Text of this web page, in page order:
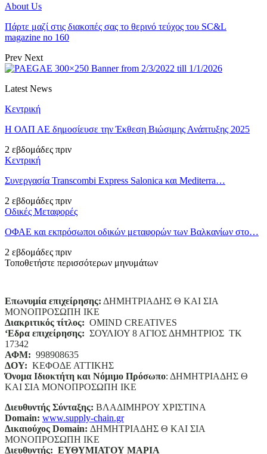
About Us
Πάρτε μαζί στις διακοπές σας το θερινό τεύχος του SC&L
magazine no 160
Prev Next
Latest News
Κεντρική
Η ΟΛΠ ΑΕ δημοσίευσε την Έκθεση Βιώσιμης Ανάπτυξης 2025
2 εβδομάδες πριν
Κεντρική
Συνεργασία Transcombi Express Salonica και Mediterra…
2 εβδομάδες πριν
Οδικές Μεταφορές
ΟΦΑΕ και εκπρόσωποι οδικών μεταφορών των Βαλκανίων στο…
2 εβδομάδες πριν
Τοποθετήστε περισσότερων μηνυμάτων
Επωνυμία επιχείρησης: ΔΗΜΗΤΡΙΑΔΗΣ Θ ΚΑΙ ΣΙΑ
ΜΟΝΟΠΡΟΣΩΠΗ ΙΚΕ
Διακριτικός τίτλος: ΟΜΙΝD CREATIVES
‘Eδρα επιχείρησης: ΣΟΥΛΙΟΥ 8 ΑΓΙΟΣ ΔΗΜΗΤΡΙΟΣ ΤΚ
17342
ΑΦΜ: 998908635
ΔΟΥ: ΚΕΦΟΔΕ ΑΤΤΙΚΗΣ
Όνομα Ιδιοκτήτη και Νόμιμο Πρόσωπο: ΔΗΜΗΤΡΙΑΔΗΣ Θ
ΚΑΙ ΣΙΑ ΜΟΝΟΠΡΟΣΩΠΗ ΙΚΕ
Διευθυντής Σύνταξης: ΒΛΑΔΙΜΗΡΟΥ ΧΡΙΣΤΙΝΑ
Domain: www.supply-chain.gr
Δικαιούχος Domain: ΔΗΜΗΤΡΙΑΔΗΣ Θ ΚΑΙ ΣΙΑ
ΜΟΝΟΠΡΟΣΩΠΗ ΙΚΕ
Διευθυντής: ΕΥΘΥΜΙΑΤΟΥ ΜΑΡΙΑ